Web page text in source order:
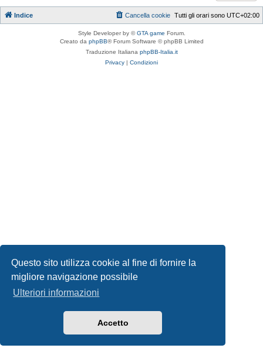
Questo sito utilizza cookie al fine di fornire la
migliore navigazione possibile
Ulteriori informazioni
Accetto
Indice Tutti gli orari sono UTC+02:00
Cancella cookie
Style Developer by ©GTA game Forum.
Creato da phpBB® Forum Software © phpBB Limited
Traduzione Italiana phpBB-Italia.it
Privacy | Condizioni